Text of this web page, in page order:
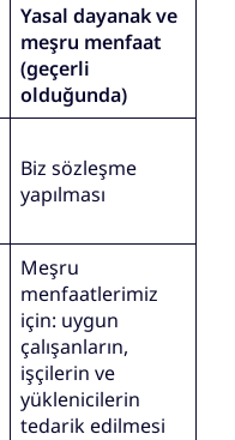
Yasal dayanak ve
meşru menfaat
(geçerli
olduğunda)
Biz sözleşme
yapılması
Meşru
menfaatlerimiz
için: uygun
çalışanların,
işçilerin ve
yüklenicilerin
tedarik edilmesi